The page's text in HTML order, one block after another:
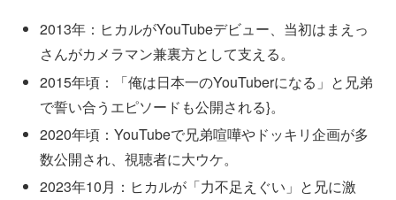
2013年：ヒカルがYouTubeデビュー、当初はまえっ
さんがカメラマン兼裏方として支える。
2015年頃：「俺は日本一のYouTuberになる」と兄弟
で誓い合うエピソードも公開される}。
2020年頃：YouTubeで兄弟喧嘩やドッキリ企画が多
数公開され、視聴者に大ウケ。
2023年10月：ヒカルが「力不足えぐい」と兄に激